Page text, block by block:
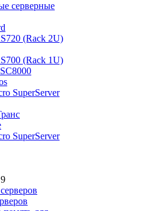
серверные
(Rack 2U)
(Rack 1U)
SuperServer
SuperServer